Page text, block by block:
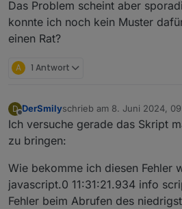
Das Problem scheint aber
konnte ich noch kein Muster
einen Rat?
A 1 Antwort
D DerSmilyschrieb am 8. Juni 2024,
zuletzt editiert von DerSmily
Ich versuche gerade das Skript
zu bringen:
Wie bekomme ich diesen Fehler
javascript.0 11:31:21.934 info
Fehler beim Abrufen des